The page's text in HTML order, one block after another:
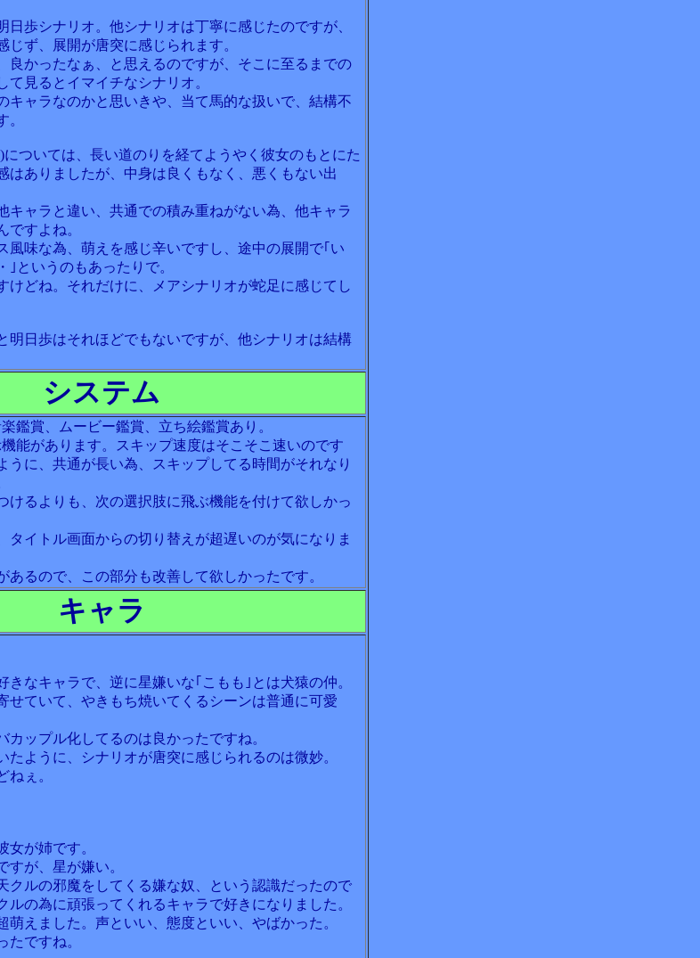
日歩シナリオ。他シナリオは丁寧に感じたのですが、
じず、展開が唐突に感じられます。
良かったなぁ、と思えるのですが、そこに至るまでの
見るとイマイチなシナリオ。
キャラなのかと思いきや、当て馬的な扱いで、結構不
。
ついては、長い道のりを経てようやく彼女のもとにた
はありましたが、中身は良くもなく、悪くもない出
キャラと違い、共通での積み重ねがない為、他キャラ
ですよね。
風味な為、萌えを感じ辛いですし、途中の展開で｢い
というのもあったりで。
けどね。それだけに、メアシナリオが蛇足に感じてし
明日歩はそれほどでもないですが、他シナリオは結構
システム
鑑賞、ムービー鑑賞、立ち絵鑑賞あり。
能があります。スキップ速度はそこそこ速いのです
うに、共通が長い為、スキップしてる時間がそれなり
けるよりも、次の選択肢に飛ぶ機能を付けて欲しかっ
タイトル画面からの切り替えが超遅いのが気になりま
あるので、この部分も改善して欲しかったです。
キャラ
きなキャラで、逆に星嫌いな｢こもも｣とは犬猿の仲。
せていて、やきもち焼いてくるシーンは普通に可愛
カップル化してるのは良かったですね。
たように、シナリオが唐突に感じられるのは微妙。
ねぇ。
女が姉です。
すが、星が嫌い。
クルの邪魔をしてくる嫌な奴、という認識だったので
ルの為に頑張ってくれるキャラで好きになりました。
萌えました。声といい、態度といい、やばかった。
たですね。